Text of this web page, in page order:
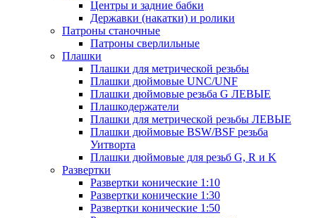
Центры и задние бабки
Державки (накатки) и ролики
Патроны станочные
Патроны сверлильные
Плашки
Плашки для метрической резьбы
Плашки дюймовые UNC/UNF
Плашки дюймовые резьба G ЛЕВЫЕ
Плашкодержатели
Плашки для метрической резьбы ЛЕВЫЕ
Плашки дюймовые BSW/BSF резьба
Уитворта
Плашки дюймовые для резьб G, R и K
Развертки
Развертки конические 1:10
Развертки конические 1:30
Развертки конические 1:50